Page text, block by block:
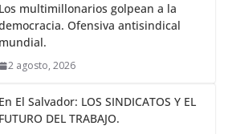
Los multimillonarios golpean a la
Ofensiva antisindical
mundial.
2 agosto, 2026
En El Salvador: LOS SINDICATOS Y EL
FUTURO DEL TRABAJO.